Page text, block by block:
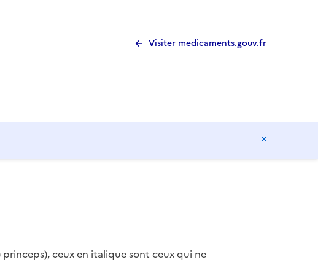
Visiter medicaments.gouv.fr
ceux en italique sont ceux qui ne